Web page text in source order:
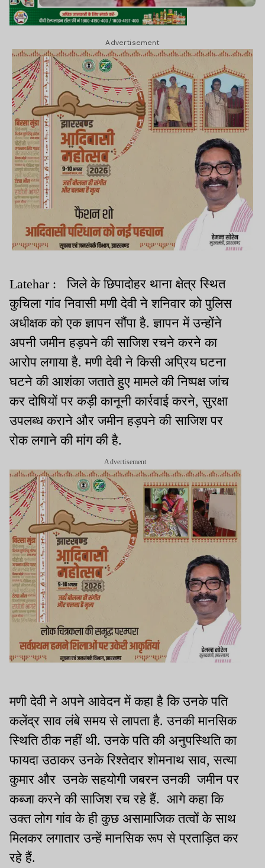
Advertisement
Latehar : जिले के छिपादोहर थाना क्षेत्र स्थित
कुचिला गांव निवासी मणी देवी ने शनिवार को पुलिस
अधीक्षक को एक ज्ञापन सौंपा है. ज्ञापन में उन्होंने
अपनी जमीन हड़पने की साजिश रचने करने का
आरोप लगाया है. मणी देवी ने किसी अप्रिय घटना
घटने की आशंका जताते हुए मामले की निष्पक्ष जांच
कर दोषियों पर कड़ी कानूनी कार्रवाई करने, सुरक्षा
उपलब्ध कराने और जमीन हड़पने की साजिश पर
रोक लगाने की मांग की है.
Advertisement
मणी देवी ने अपने आवेदन में कहा है कि उनके पति
कलेंद्र साव लंबे समय से लापता है. उनकी मानसिक
स्थिति ठीक नहीं थी. उनके पति की अनुपस्थिति का
फायदा उठाकर उनके रिश्तेदार शोमनाथ साव, सत्या
कुमार और उनके सहयोगी जबरन उनकी जमीन पर
कब्जा करने की साजिश रच रहे हैं. आगे कहा कि
उक्त लोग गांव के ही कुछ असामाजिक तत्वों के साथ
मिलकर लगातार उन्हें मानसिक रूप से प्रताड़ित कर
रहे हैं.